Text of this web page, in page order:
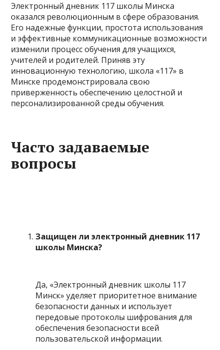
Электронный дневник 117 школы Минска
оказался революционным в сфере образования.
Его надежные функции, простота использования
и эффективные коммуникационные возможности
изменили процесс обучения для учащихся,
учителей и родителей. Приняв эту
инновационную технологию, школа «117» в
Минске продемонстрировала свою
приверженность обеспечению целостной и
персонализированной среды обучения.
Часто задаваемые
вопросы
Защищен ли электронный дневник 117
школы Минска?
Да, «Электронный дневник школы 117
Минск» уделяет приоритетное внимание
безопасности данных и использует
передовые протоколы шифрования для
обеспечения безопасности всей
пользовательской информации.